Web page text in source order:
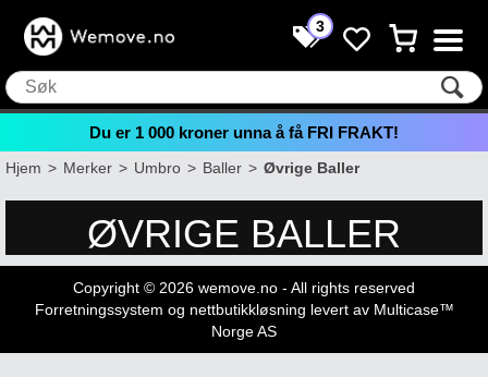
3
Du er 1 000 kroner unna å få FRI FRAKT!
Hjem>Merker>Umbro>Baller>Øvrige Baller
ØVRIGE BALLER
Copyright © 2026 wemove.no - All rights reserved
Forretningssystem og nettbutikkløsning levert av Multicase™
Norge AS